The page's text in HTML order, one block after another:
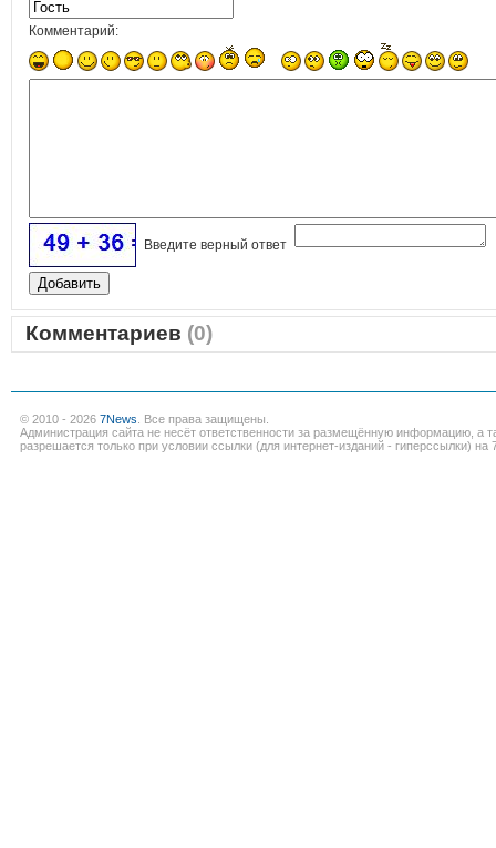
Комментарий:
Введите верный ответ
Комментариев (0)
© 2010 - 2026 7News . Все права защищены.
Администрация сайта не несёт ответственности за размещённую информацию, а
разрешается только при условии ссылки (для интернет-изданий - гиперссылки) на